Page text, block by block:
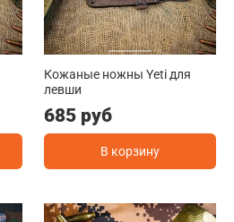
Кожаные ножны Yeti для
левши
685 руб
В корзину